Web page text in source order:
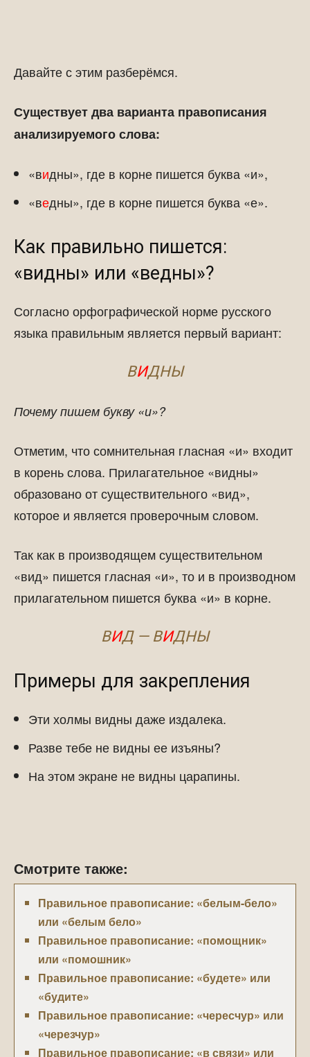
Давайте с этим разберёмся.
Существует два варианта правописания
анализируемого слова:
«видны», где в корне пишется буква «и»,
«ведны», где в корне пишется буква «е».
Как правильно пишется:
«видны» или «ведны»?
Согласно орфографической норме русского
языка правильным является первый вариант:
ВИДНЫ
Почему пишем букву «и»?
Отметим, что сомнительная гласная «и» входит
в корень слова. Прилагательное «видны»
образовано от существительного «вид»,
которое и является проверочным словом.
Так как в производящем существительном
«вид» пишется гласная «и», то и в производном
прилагательном пишется буква «и» в корне.
ВИД — ВИДНЫ
Примеры для закрепления
Эти холмы видны даже издалека.
Разве тебе не видны ее изъяны?
На этом экране не видны царапины.
Смотрите также:
Правильное правописание: «белым-бело»
или «белым бело»
Правильное правописание: «помощник»
или «помошник»
Правильное правописание: «будете» или
«будите»
Правильное правописание: «чересчур» или
«черезчур»
Правильное правописание: «в связи» или